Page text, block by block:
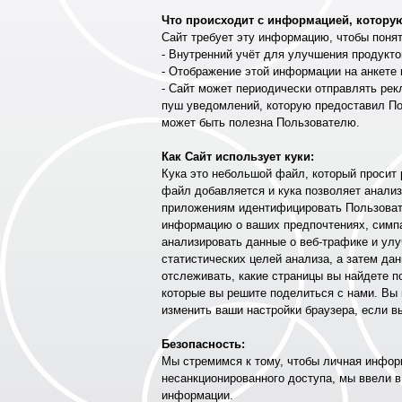
Что происходит с информацией,
Сайт требует эту информацию, чтобы
- Внутренний учёт для улучшения
- Отображение этой информации на
- Сайт может периодически отправлять
пуш уведомлений, которую предоставил
может быть полезна Пользователю.
Как Сайт использует куки:
Кука это небольшой файл, который
файл добавляется и кука позволяет
приложениям идентифицировать
информацию о ваших предпочтениях,
анализировать данные о веб-трафике и
статистических целей анализа, а затем
отслеживать, какие страницы вы
которые вы решите поделиться с нами. Вы
изменить ваши настройки браузера, если
Безопасность:
Мы стремимся к тому, чтобы личная
несанкционированного доступа, мы ввели
информации.